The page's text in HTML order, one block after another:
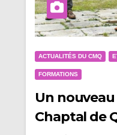
ACTUALITÉS DU CMQ
FORMATIONS
Un nouveau
Chaptal de